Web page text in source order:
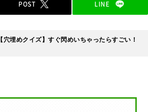
POST LINE
【穴埋めクイズ】すぐ閃めいちゃったらすごい！